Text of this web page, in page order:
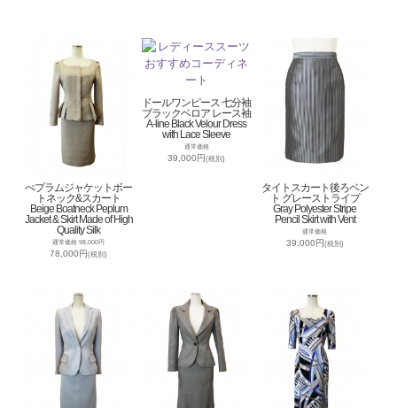
ぺプラムジャケットボー
トネック&スカート
Beige Boatneck Peplum
Jacket & Skirt Made of High
Quality Silk
通常価格 98,000円
78,000円(税別)
ドールワンピース 七分袖
ブラックベロア レース袖
A-line Black Velour Dress
with Lace Sleeve
通常価格
39,000円(税別)
タイトスカート後ろベン
ト グレーストライプ
Gray Polyester Stripe
Pencil Skirt with Vent
通常価格
39,000円(税別)